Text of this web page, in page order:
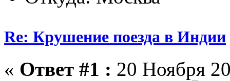
Re: Крушение поезда в Индии
« Ответ #1 : 20 Ноября